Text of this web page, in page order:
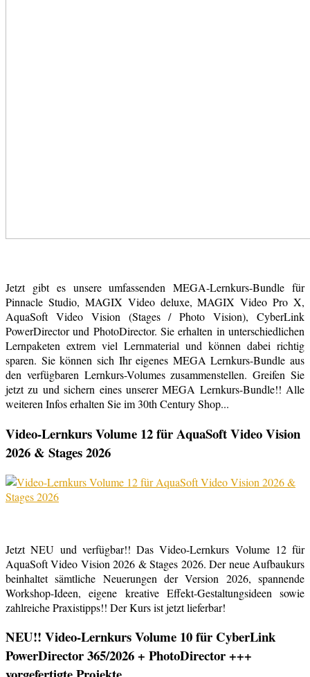
Jetzt gibt es unsere umfassenden MEGA-Lernkurs-Bundle für
Pinnacle Studio, MAGIX Video deluxe, MAGIX Video Pro X,
AquaSoft Video Vision (Stages / Photo Vision), CyberLink
PowerDirector und PhotoDirector. Sie erhalten in unterschiedlichen
Lernpaketen extrem viel Lernmaterial und können dabei richtig
sparen. Sie können sich Ihr eigenes MEGA Lernkurs-Bundle aus
den verfügbaren Lernkurs-Volumes zusammenstellen. Greifen Sie
jetzt zu und sichern eines unserer MEGA Lernkurs-Bundle!! Alle
weiteren Infos erhalten Sie im 30th Century Shop...
Video-Lernkurs Volume 12 für AquaSoft Video Vision
2026 & Stages 2026
Jetzt NEU und verfügbar!! Das Video-Lernkurs Volume 12 für
AquaSoft Video Vision 2026 & Stages 2026. Der neue Aufbaukurs
beinhaltet sämtliche Neuerungen der Version 2026, spannende
Workshop-Ideen, eigene kreative Effekt-Gestaltungsideen sowie
zahlreiche Praxistipps!! Der Kurs ist jetzt lieferbar!
NEU!! Video-Lernkurs Volume 10 für CyberLink
PowerDirector 365/2026 + PhotoDirector +++